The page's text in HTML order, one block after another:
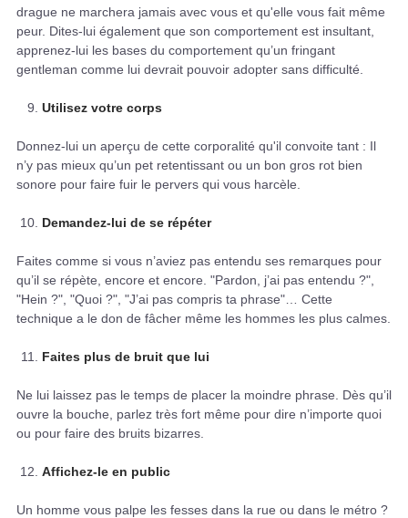
drague ne marchera jamais avec vous et qu'elle vous fait même
peur. Dites-lui également que son comportement est insultant,
apprenez-lui les bases du comportement qu’un fringant
gentleman comme lui devrait pouvoir adopter sans difficulté.
Utilisez votre corps
Donnez-lui un aperçu de cette corporalité qu'il convoite tant : Il
n’y pas mieux qu’un pet retentissant ou un bon gros rot bien
sonore pour faire fuir le pervers qui vous harcèle.
Demandez-lui de se répéter
Faites comme si vous n’aviez pas entendu ses remarques pour
qu’il se répète, encore et encore. "Pardon, j’ai pas entendu ?",
"Hein ?", "Quoi ?", "J’ai pas compris ta phrase"… Cette
technique a le don de fâcher même les hommes les plus calmes.
Faites plus de bruit que lui
Ne lui laissez pas le temps de placer la moindre phrase. Dès qu’il
ouvre la bouche, parlez très fort même pour dire n’importe quoi
ou pour faire des bruits bizarres.
Affichez-le en public
Un homme vous palpe les fesses dans la rue ou dans le métro ?